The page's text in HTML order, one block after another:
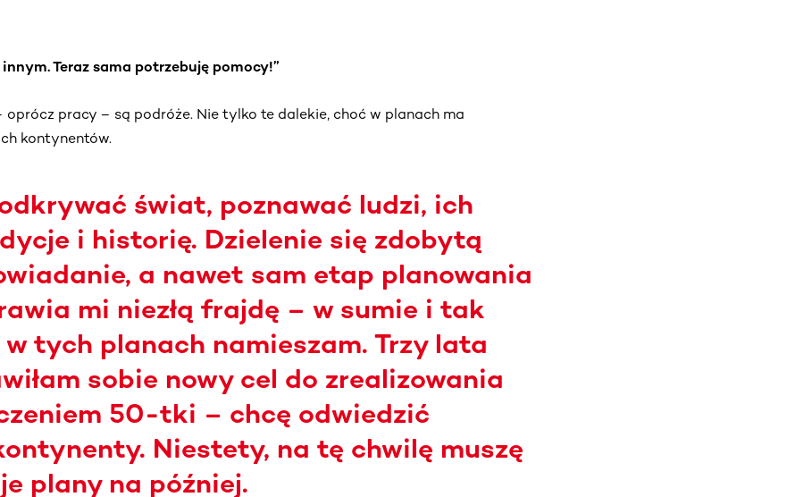
Teraz sama potrzebuję pomocy!”
oprócz pracy – są podróże. Nie tylko te dalekie, choć w planach ma
kontynentów.
świat, poznawać ludzi, ich
i historię. Dzielenie się zdobytą
a nawet sam etap planowania
mi niezłą frajdę – w sumie i tak
w tych planach namieszam. Trzy lata
sobie nowy cel do zrealizowania
50-tki – chcę odwiedzić
Niestety, na tę chwilę muszę
plany na później.